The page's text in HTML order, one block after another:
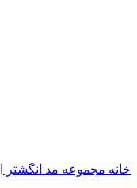
خانه مجموعه مد انگشتر